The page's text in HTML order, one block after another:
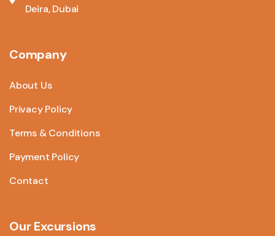
Deira, Dubai
Company
About Us
Privacy Policy
Terms & Conditions
Payment Policy
Contact
Our Excursions